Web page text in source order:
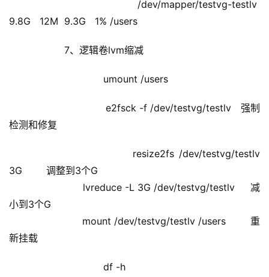
/dev/mapper/testvg-testlv
9.8G   12M  9.3G   1% /users
7、逻辑卷lvm缩减
umount /users
e2fsck -f /dev/testvg/testlv   强制
检测和修复
resize2fs /dev/testvg/testlv
3G        调整到3个G
lvreduce -L 3G /dev/testvg/testlv     减
小到3个G
mount /dev/testvg/testlv /users        重
新挂载
df -h